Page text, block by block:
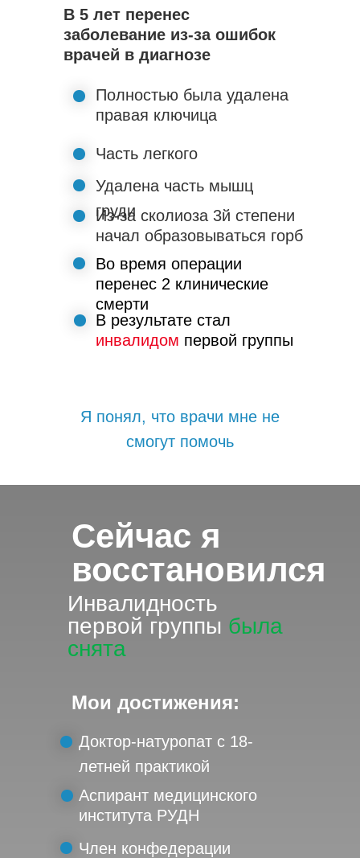
Полностью была удалена
правая ключица
Часть легкого
Удалена часть мышц
груди
Из-за сколиоза 3й степени
начал образовываться горб
Во время операции
перенес 2 клинические
смерти
В 5 лет перенес
заболевание из-за ошибок
врачей в диагнозе
Я понял, что врачи мне не
смогут помочь
В результате стал
инвалидом первой группы
Сейчас я
восстановился
Мои достижения:
Доктор-натуропат с 18-
летней практикой
Аспирант медицинского
института РУДН
Член конфедерации
Инвалидность
первой группы была
снята